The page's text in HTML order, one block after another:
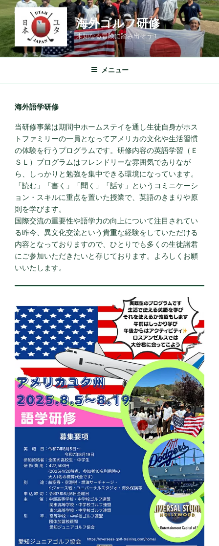
ン
テ
ン
ツ
海外ゴルフ研修
未知なる冒険に踏み出そう！
メニュー
海外語学研修
当研修事業は期間中ホームステイを通し生徒自身がホス
トファミリーの一員となってアメリカの文化や生活習慣
の体験を行うプログラムです。研修内容の英語学習（Ｅ
ＳＬ）プログラムはフレンドリーな雰囲気でありなが
ら、しっかりと勉強を集中できる環境になっています。
「読む」「書く」「聞く」「話す」というコミニケーシ
ョン・スキルに重点を置いた授業で、英語のきまりや原
則を学びます。
国際交流の重要性や語学力の向上について注目されてい
る昨今、異文化交流という貴重な経験をしていただける
内容となっておりますので、ひとりでも多くの生徒諸君
にご参加いただきたいと存じております。よろしくお願
いいたします。